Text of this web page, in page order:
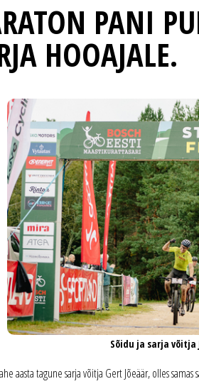
PANI
HOOAJALE.
Sõidu ja sarja võitja
aasta tagune sarja võitja Gert Jõeäär, olles samas